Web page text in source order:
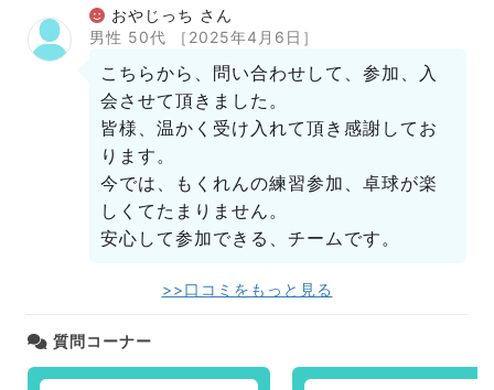
おやじっち さん
男性 50代
［2025年4月6日］
こちらから、問い合わせして、参加、入
会させて頂きました。
皆様、温かく受け入れて頂き感謝してお
ります。
今では、もくれんの練習参加、卓球が楽
しくてたまりません。
安心して参加できる、チームです。
>>口コミをもっと見る
質問コーナー